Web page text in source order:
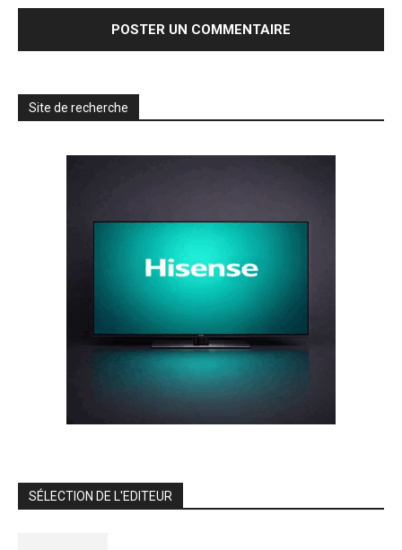
Site de recherche
SÉLECTION DE L'EDITEUR